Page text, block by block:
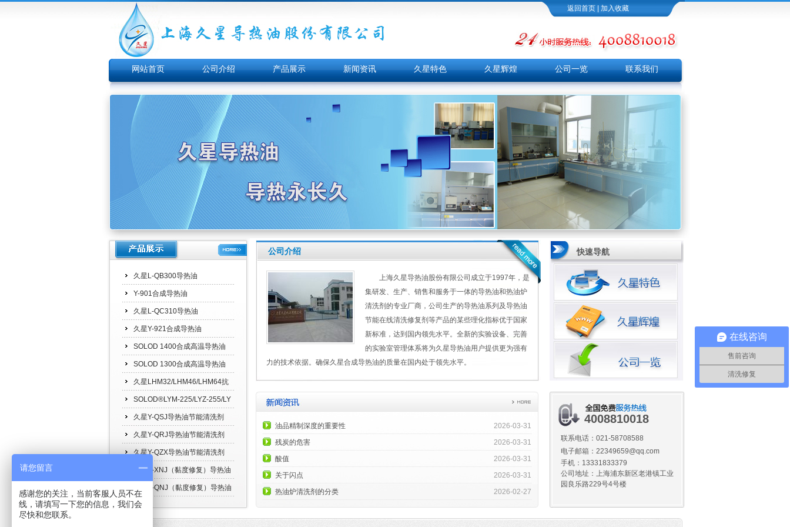
返回首页| 加入收藏
网站首页 公司介绍 产品展示 新闻资讯 久星特色 久星辉煌 公司一览 联系我们
久星L-QB300导热油
Y-901合成导热油
久星L-QC310导热油
久星Y-921合成导热油
SOLOD 1400合成高温导热油
SOLOD 1300合成高温导热油
久星LHM32/LHM46/LHM64抗
磨液压油
SOLOD®LYM-225/LYZ-255/LY
Z-280合成高温链条油
久星Y-QSJ导热油节能清洗剂
（水剂）
久星Y-QRJ导热油节能清洗剂
（油剂）
久星Y-QZX导热油节能清洗剂
（在线）
久星Y-XNJ（黏度修复）导热油
节能清洗修复剂
久星Y-QNJ（黏度修复）导热油
节能清洗修复剂
公司介绍
上海久星导热油股份有限公司成立于1997年，是
集研发、生产、销售和服务于一体的导热油和热油炉
清洗剂的专业厂商，公司生产的导热油系列及导热油
节能在线清洗修复剂等产品的某些理化指标优于国家
新标准，达到国内领先水平。全新的实验设备、完善
的实验室管理体系将为久星导热油用户提供更为强有
力的技术依据。确保久星合成导热油的质量在国内处于领先水平。
2026-03-31
油品精制深度的重要性
2026-03-31
残炭的危害
2026-03-31
酸值
2026-03-31
关于闪点
2026-02-27
热油炉清洗剂的分类
快速导航
4008810018
联系电话： 021-58708588
电子邮箱：22349659@qq.com
手机：13331833379
公司地址：上海浦东新区老港镇工业
园良乐路229号4号楼
在线咨询
售前咨询
清洗修复
请您留言
感谢您的关注，当前客服人员不在
线，请填写一下您的信息，我们会
尽快和您联系。